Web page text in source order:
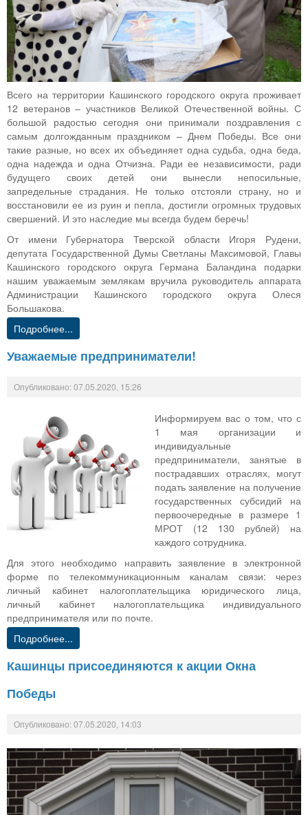
Всего на территории Кашинского городского округа проживает
12 ветеранов – участников Великой Отечественной войны. С
большой радостью сегодня они принимали поздравления с
самым долгожданным праздником – Днем Победы. Все они
такие разные, но всех их объединяет одна судьба, одна беда,
одна надежда и одна Отчизна. Ради ее независимости, ради
будущего своих детей они вынесли непосильные,
запредельные страдания. Не только отстояли страну, но и
восстановили ее из руин и пепла, достигли огромных трудовых
свершений. И это наследие мы всегда будем беречь!
От имени Губернатора Тверской области Игоря Рудени,
депутата Государственной Думы Светланы Максимовой, Главы
Кашинского городского округа Германа Баландина подарки
нашим уважаемым землякам вручила руководитель аппарата
Администрации Кашинского городского округа Олеся
Большакова.
Подробнее...
Уважаемые предприниматели!
Опубликовано: 07.05.2020, 15:26
Информируем вас о том, что с
1 мая организации и
индивидуальные
предприниматели, занятые в
пострадавших отраслях, могут
подать заявление на получение
государственных субсидий на
первоочередные в размере 1
МРОТ (12 130 рублей) на
каждого сотрудника.
Для этого необходимо направить заявление в электронной
форме по телекоммуникационным каналам связи: через
личный кабинет налогоплательщика юридического лица,
личный кабинет налогоплательщика индивидуального
предпринимателя или по почте.
Подробнее...
Кашинцы присоединяются к акции Окна
Победы
Опубликовано: 07.05.2020, 14:03